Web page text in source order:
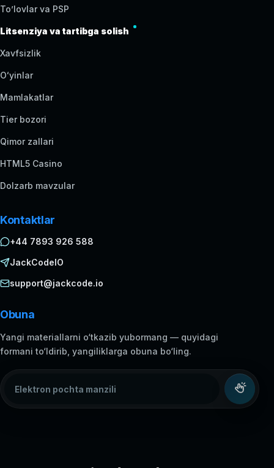
To’lovlar va PSP
Litsenziya va tartibga solish
Xavfsizlik
Oʻyinlar
Mamlakatlar
Tier bozori
Qimor zallari
HTML5 Casino
Dolzarb mavzular
Kontaktlar
+44 7893 926 588
JackCodeIO
support@jackcode.io
Obuna
Yangi materiallarni o‘tkazib yubormang — quyidagi
formani to‘ldirib, yangiliklarga obuna bo‘ling.